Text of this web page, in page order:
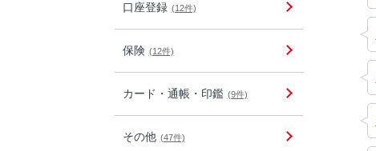
口座登録 (12件)
保険 (12件)
カード・通帳・印鑑 (9件)
その他 (47件)